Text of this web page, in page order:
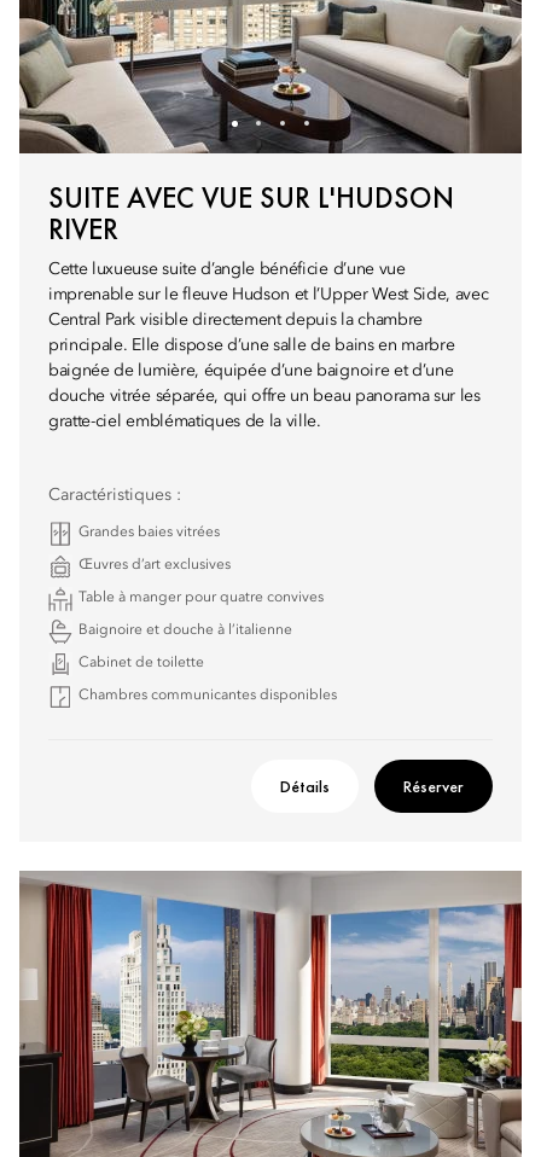
SUITE AVEC VUE SUR L'HUDSON
RIVER
Cette luxueuse suite d’angle bénéficie d’une vue
imprenable sur le fleuve Hudson et l’Upper West Side, avec
Central Park visible directement depuis la chambre
principale. Elle dispose d’une salle de bains en marbre
baignée de lumière, équipée d’une baignoire et d’une
douche vitrée séparée, qui offre un beau panorama sur les
gratte-ciel emblématiques de la ville.
Caractéristiques :
Grandes baies vitrées
Œuvres d’art exclusives
Table à manger pour quatre convives
Baignoire et douche à l’italienne
Cabinet de toilette
Chambres communicantes disponibles
Détails Réserver